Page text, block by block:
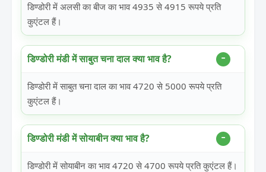
डिण्डोरी में अलसी का बीज का भाव 4935 से 4915 रूपये प्रति
कुएंटल हैं।
डिण्डोरी मंडी में साबुत चना दाल क्या भाव है?
डिण्डोरी में साबुत चना दाल का भाव 4720 से 5000 रूपये प्रति
कुएंटल हैं।
डिण्डोरी मंडी में सोयाबीन क्या भाव है?
डिण्डोरी में सोयाबीन का भाव 4720 से 4700 रूपये प्रति कुएंटल हैं।